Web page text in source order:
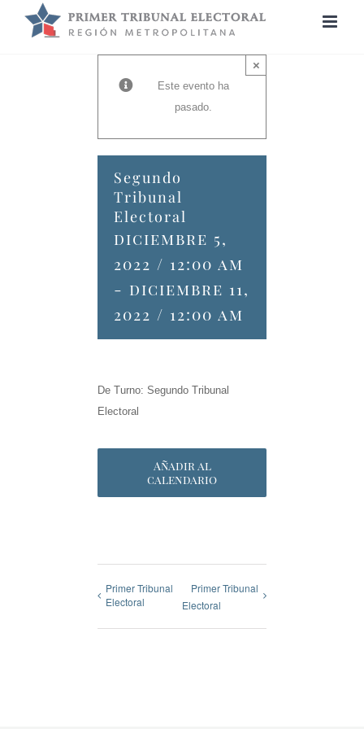
Este evento ha
pasado.
×
Segundo
Tribunal
Electoral
diciembre 5,
2022 / 12:00 am
- diciembre 11,
2022 / 12:00 am
De Turno: Segundo Tribunal
Electoral
Añadir al
calendario
Primer Tribunal
Electoral
Primer Tribunal
Electoral